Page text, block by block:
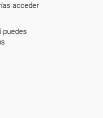
acceder
puedes